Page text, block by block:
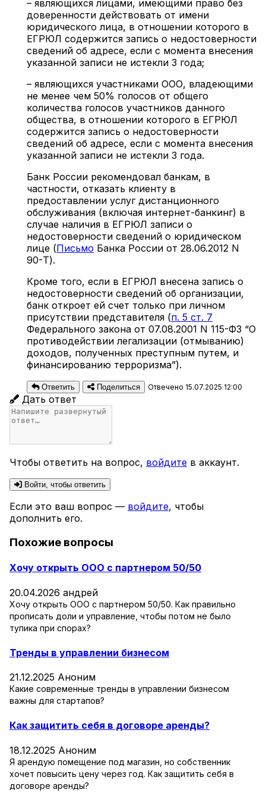
– являющихся лицами, имеющими право без
доверенности действовать от имени
юридического лица, в отношении которого в
ЕГРЮЛ содержится запись о недостоверности
сведений об адресе, если с момента внесения
указанной записи не истекли 3 года;
– являющихся участниками ООО, владеющими
не менее чем 50% голосов от общего
количества голосов участников данного
общества, в отношении которого в ЕГРЮЛ
содержится запись о недостоверности
сведений об адресе, если с момента внесения
указанной записи не истекли 3 года.
Банк России рекомендовал банкам, в
частности, отказать клиенту в
предоставлении услуг дистанционного
обслуживания (включая интернет-банкинг) в
случае наличия в ЕГРЮЛ записи о
недостоверности сведений о юридическом
лице (Письмо Банка России от 28.06.2012 N
90-Т).
Кроме того, если в ЕГРЮЛ внесена запись о
недостоверности сведений об организации,
банк откроет ей счет только при личном
присутствии представителя (п. 5 ст. 7
Федерального закона от 07.08.2001 N 115-ФЗ “О
противодействии легализации (отмыванию)
доходов, полученных преступным путем, и
финансированию терроризма”).
Ответить Поделиться Отвечено 15.07.2025 12:00
Дать ответ
Чтобы ответить на вопрос, войдите в аккаунт.
Войти, чтобы ответить
Если это ваш вопрос — войдите, чтобы
дополнить его.
Похожие вопросы
Хочу открыть ООО с партнером 50/50
20.04.2026 андрей
Хочу открыть ООО с партнером 50/50. Как правильно
прописать доли и управление, чтобы потом не было
тупика при спорах?
Тренды в управлении бизнесом
21.12.2025 Аноним
Какие современные тренды в управлении бизнесом
важны для стартапов?
Как защитить себя в договоре аренды?
18.12.2025 Аноним
Я арендую помещение под магазин, но собственник
хочет повысить цену через год. Как защитить себя в
договоре аренды?